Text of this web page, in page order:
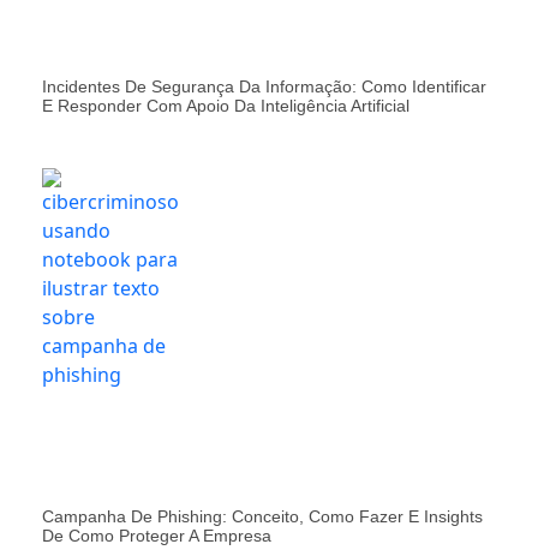
Incidentes De Segurança Da Informação: Como Identificar
E Responder Com Apoio Da Inteligência Artificial
Campanha De Phishing: Conceito, Como Fazer E Insights
De Como Proteger A Empresa